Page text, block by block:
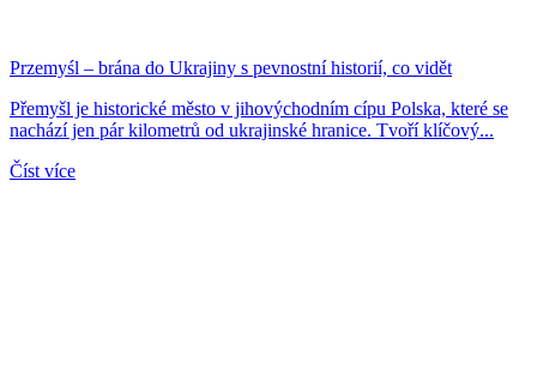
Przemyśl – brána do Ukrajiny s pevnostní historií, co vidět
Přemyšl je historické město v jihovýchodním cípu Polska, které se
nachází jen pár kilometrů od ukrajinské hranice. Tvoří klíčový...
Číst více